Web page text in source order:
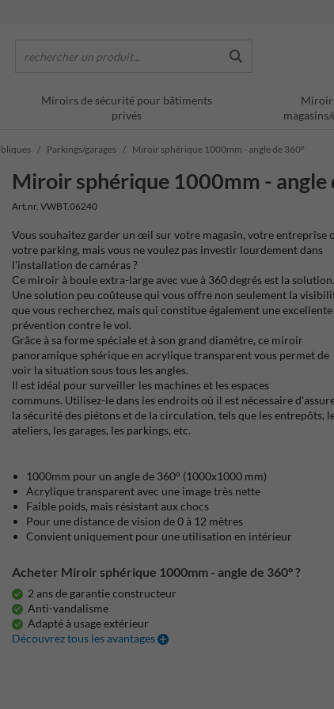
rechercher un produit...
Miroirs de sécurité pour bâtiments
privés
Parkings/garages Miroir sphérique 1000mm - angle de 360°
Miroir sphérique 1000mm - angle
Art.nr. VWBT.06240
Vous souhaitez garder un œil sur votre magasin, votre entreprise
votre parking, mais vous ne voulez pas investir lourdement dans
l'installation de caméras ?
Ce miroir à boule extra-large avec vue à 360 degrés est la solution.
Une solution peu coûteuse qui vous offre non seulement la
que vous recherchez, mais qui constitue également une excellente
prévention contre le vol.
Grâce à sa forme spéciale et à son grand diamètre, ce miroir
panoramique sphérique en acrylique transparent vous permet de
voir la situation sous tous les angles.
Il est idéal pour surveiller les machines et les espaces
communs. Utilisez-le dans les endroits où il est nécessaire
la sécurité des piétons et de la circulation, tels que les entrepôts,
ateliers, les garages, les parkings, etc.
1000mm pour un angle de 360° (1000x1000 mm)
Acrylique transparent avec une image très nette
Faible poids, mais résistant aux chocs
Pour une distance de vision de 0 à 12 mètres
Convient uniquement pour une utilisation en intérieur
Acheter Miroir sphérique 1000mm - angle de 360° ?
2 ans de garantie constructeur
Anti-vandalisme
Adapté à usage extérieur
Découvrez tous les avantages